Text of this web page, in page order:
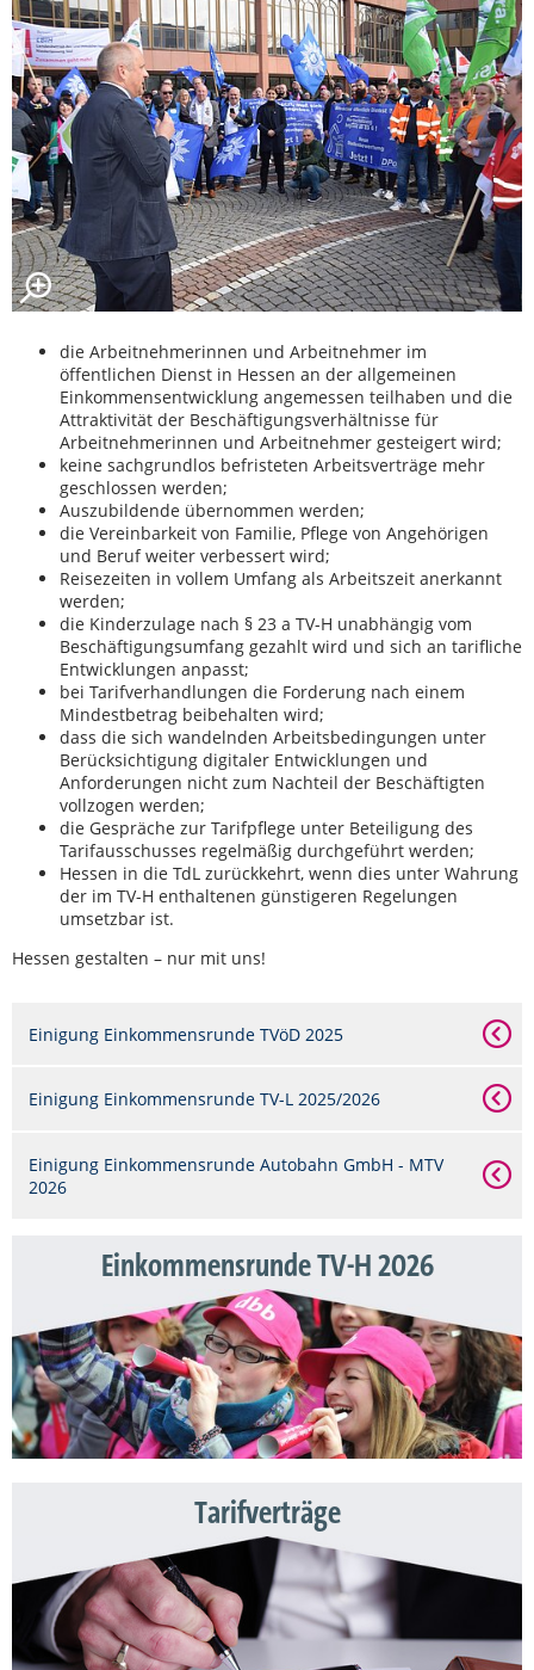
die Arbeitnehmerinnen und Arbeitnehmer im
öffentlichen Dienst in Hessen an der allgemeinen
Einkommensentwicklung angemessen teilhaben und die
Attraktivität der Beschäftigungsverhältnisse für
Arbeitnehmerinnen und Arbeitnehmer gesteigert wird;
keine sachgrundlos befristeten Arbeitsverträge mehr
geschlossen werden;
Auszubildende übernommen werden;
die Vereinbarkeit von Familie, Pflege von Angehörigen
und Beruf weiter verbessert wird;
Reisezeiten in vollem Umfang als Arbeitszeit anerkannt
werden;
die Kinderzulage nach § 23 a TV-H unabhängig vom
Beschäftigungsumfang gezahlt wird und sich an tarifliche
Entwicklungen anpasst;
bei Tarifverhandlungen die Forderung nach einem
Mindestbetrag beibehalten wird;
dass die sich wandelnden Arbeitsbedingungen unter
Berücksichtigung digitaler Entwicklungen und
Anforderungen nicht zum Nachteil der Beschäftigten
vollzogen werden;
die Gespräche zur Tarifpflege unter Beteiligung des
Tarifausschusses regelmäßig durchgeführt werden;
Hessen in die TdL zurückkehrt, wenn dies unter Wahrung
der im TV-H enthaltenen günstigeren Regelungen
umsetzbar ist.
Hessen gestalten – nur mit uns!
Einigung Einkommensrunde TVöD 2025
Einigung Einkommensrunde TV-L 2025/2026
Einigung Einkommensrunde Autobahn GmbH - MTV
2026
Einkommensrunde TV-H 2026
Tarifverträge